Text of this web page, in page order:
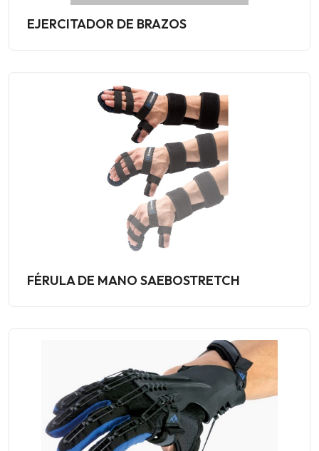
EJERCITADOR DE BRAZOS
FÉRULA DE MANO SAEBOSTRETCH